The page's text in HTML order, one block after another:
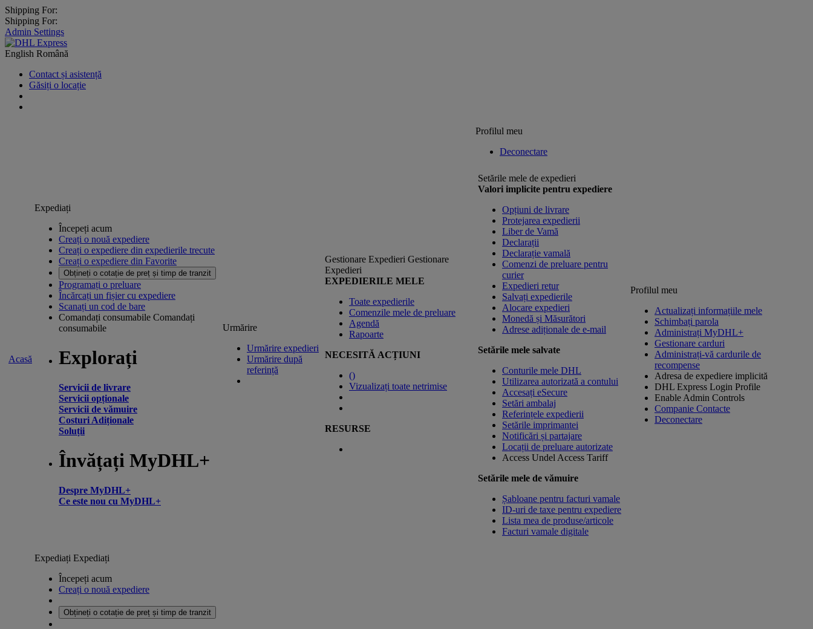
Shipping For:
Shipping For:
Admin Settings
English Română
Contact și asistență
Găsiți o locație
Profilul meu
Deconectare
Acasă
Expediați
Începeți acum
Creați o nouă expediere
Creați o expediere din expedierile trecute
Creați o expediere din Favorite
Obțineți o cotație de preț și timp de tranzit
Programați o preluare
Încărcați un fișier cu expediere
Scanați un cod de bare
Comandați consumabile Comandați
consumabile
Explorați
Servicii de livrare
Servicii opționale
Servicii de vămuire
Costuri Adiționale
Soluții
Învățați MyDHL+
Despre MyDHL+
Ce este nou cu MyDHL+
Urmărire
Urmărire expedieri
Urmărire după
referință
Gestionare Expedieri Gestionare
Expedieri
EXPEDIERILE MELE
Toate expedierile
Comenzile mele de preluare
Agendă
Rapoarte
NECESITĂ ACȚIUNI
()
Vizualizați toate netrimise
RESURSE
Setările mele de expedieri
Valori implicite pentru expediere
Opțiuni de livrare
Protejarea expedierii
Liber de Vamă
Declarații
Declarație vamală
Comenzi de preluare pentru
curier
Expedieri retur
Salvați expedierile
Alocare expedieri
Monedă și Măsurători
Adrese adiționale de e-mail
Setările mele salvate
Conturile mele DHL
Utilizarea autorizată a contului
Accesați eSecure
Setări ambalaj
Referințele expedierii
Setările imprimantei
Notificări și partajare
Locații de preluare autorizate
Access Undel Access Tariff
Setările mele de vămuire
Șabloane pentru facturi vamale
ID-uri de taxe pentru expediere
Lista mea de produse/articole
Facturi vamale digitale
Profilul meu
Actualizați informațiile mele
Schimbați parola
Administrați MyDHL+
Gestionare carduri
Administrați-vă cardurile de
recompense
Adresa de expediere implicită
DHL Express Login Profile
Enable Admin Controls
Companie Contacte
Deconectare
Expediați Expediați
Începeți acum
Creați o nouă expediere
Obțineți o cotație de preț și timp de tranzit